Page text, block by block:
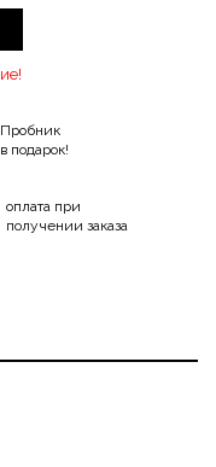
Пробник
в подарок!
оплата при
получении заказа